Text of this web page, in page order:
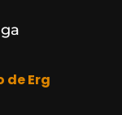
de Erg